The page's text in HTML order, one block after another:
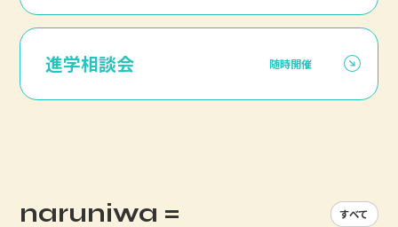
進学相談会 随時開催
naruniwa =
すべて